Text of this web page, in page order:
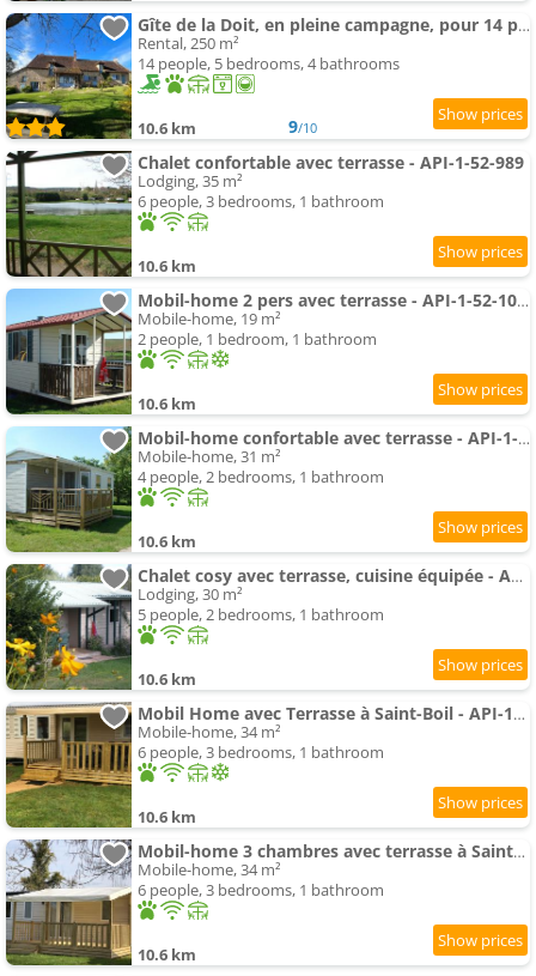
Gîte de la Doit, en pleine campagne, pour 14 pers
Rental, 250 m²
14 people, 5 bedrooms, 4 bathrooms
10.6 km 9/10
Chalet confortable avec terrasse - API-1-52-989
Lodging, 35 m²
6 people, 3 bedrooms, 1 bathroom
10.6 km
Mobil-home 2 pers avec terrasse - API-1-52-1054
Mobile-home, 19 m²
2 people, 1 bedroom, 1 bathroom
10.6 km
Mobil-home confortable avec terrasse - API-1-52-1059
Mobile-home, 31 m²
4 people, 2 bedrooms, 1 bathroom
10.6 km
Chalet cosy avec terrasse, cuisine équipée - API-1-52-1123
Lodging, 30 m²
5 people, 2 bedrooms, 1 bathroom
10.6 km
Mobil Home avec Terrasse à Saint-Boil - API-1-52-1145
Mobile-home, 34 m²
6 people, 3 bedrooms, 1 bathroom
10.6 km
Mobil-home 3 chambres avec terrasse à Saint-Boil - API-1-52-1174
Mobile-home, 34 m²
6 people, 3 bedrooms, 1 bathroom
10.6 km